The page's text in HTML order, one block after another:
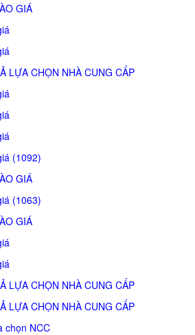
GIÁ
LỰA CHỌN NHÀ CUNG CẤP
(1092)
GIÁ
(1063)
GIÁ
LỰA CHỌN NHÀ CUNG CẤP
LỰA CHỌN NHÀ CUNG CẤP
chọn NCC